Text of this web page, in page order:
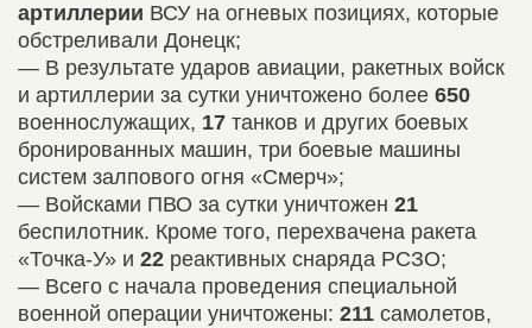
артиллерии ВСУ на огневых позициях, которые
обстреливали Донецк;
— В результате ударов авиации, ракетных войск
и артиллерии за сутки уничтожено более 650
военнослужащих, 17 танков и других боевых
бронированных машин, три боевые машины
систем залпового огня «Смерч»;
— Войсками ПВО за сутки уничтожен 21
беспилотник. Кроме того, перехвачена ракета
«Точка-У» и 22 реактивных снаряда РСЗО;
— Всего с начала проведения специальной
военной операции уничтожены: 211 самолетов,